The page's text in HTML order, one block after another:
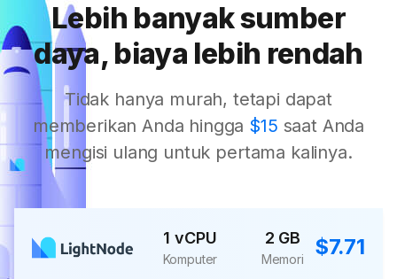
Lebih banyak sumber
daya, biaya lebih rendah
Tidak hanya murah, tetapi dapat
memberikan Anda hingga $15 saat Anda
mengisi ulang untuk pertama kalinya.
1 vCPU
Komputer
2 GB
Memori $7.71